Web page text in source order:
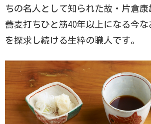
ちの名人として知られた故・片倉康
蕎麦打ちひと筋40年以上になる今
を探求し続ける生粋の職人です。